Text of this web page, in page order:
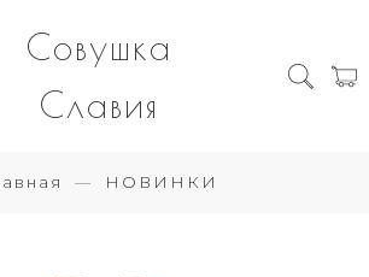
Совушка
Славия
НОВИНКИ